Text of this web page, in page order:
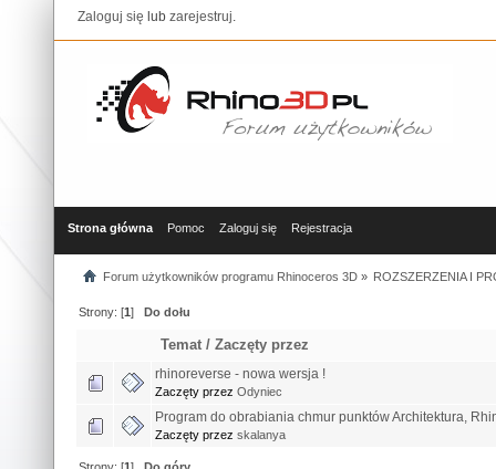
Zaloguj się lub zarejestruj.
Strona główna Pomoc Zaloguj się Rejestracja
Forum użytkowników programu Rhinoceros 3D» ROZSZERZENIA I
Strony: [1]Do dołu
Temat /Zaczęty przez
rhinoreverse - nowa wersja !
Zaczęty przez Odyniec
Program do obrabiania chmur punktów Architektura,
Zaczęty przez skalanya